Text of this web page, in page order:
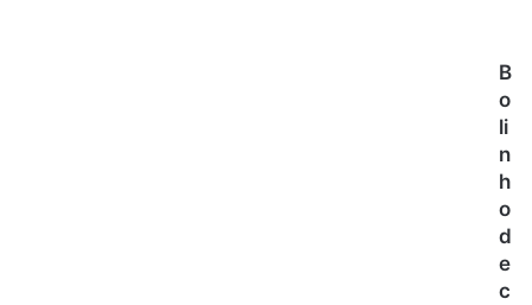
B
o
li
n
h
o
d
e
c